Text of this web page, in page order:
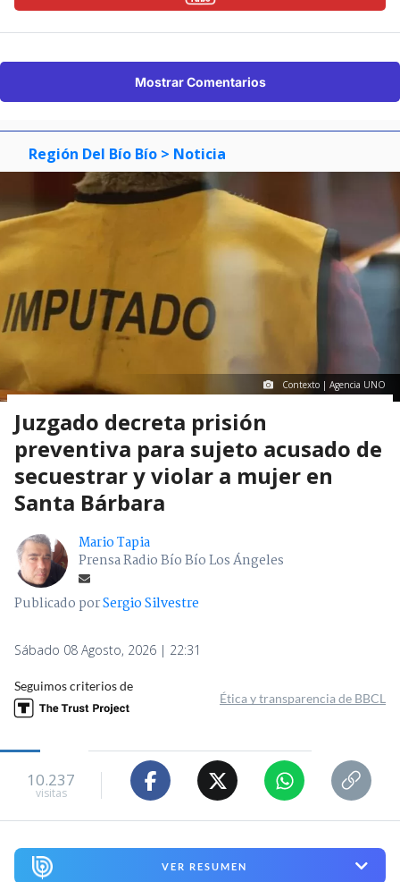
Mostrar Comentarios
Región Del Bío Bío > Noticia
Contexto | Agencia UNO
Juzgado decreta prisión
preventiva para sujeto acusado de
secuestrar y violar a mujer en
Santa Bárbara
Mario Tapia
Prensa Radio Bío Bío Los Ángeles
Publicado porSergio Silvestre
Sábado 08 Agosto, 2026 | 22:31
Seguimos criterios de
Ética y transparencia de BBCL
10.237
visitas
VER RESUMEN